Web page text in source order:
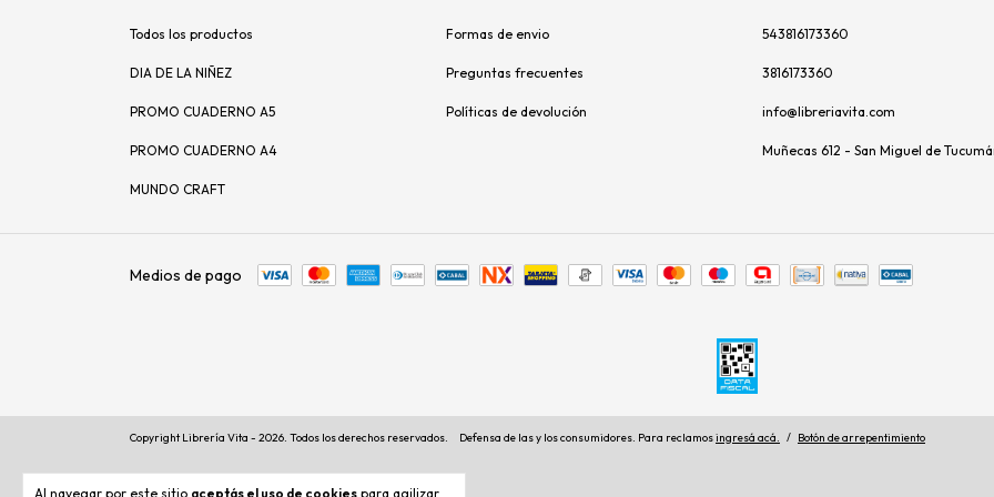
Al navegar por este sitio aceptás el uso de cookies para agilizar
Todos los productos
DIA DE LA NIÑEZ
PROMO CUADERNO A5
PROMO CUADERNO A4
MUNDO CRAFT
Formas de envio
Preguntas frecuentes
Políticas de devolución
543816173360
3816173360
info@libreriavita.com
Muñecas 612 - San Miguel de
Medios de pago
Copyright Librería Vita - 2026. Todos los derechos reservados. Defensa de las y los consumidores. Para reclamosingresá acá. / Botón de arrepentimiento